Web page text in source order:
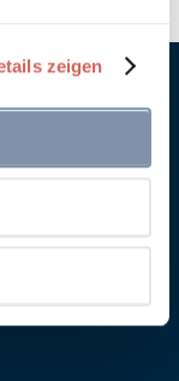
zeigen